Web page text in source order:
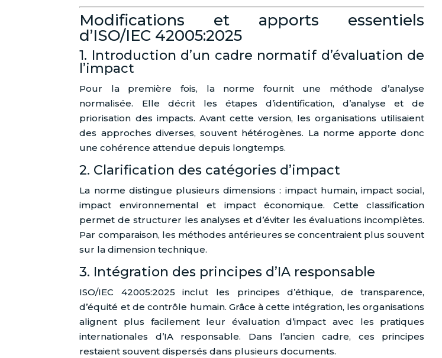
Modifications et apports essentiels
d’ISO/IEC 42005:2025
1. Introduction d’un cadre normatif d’évaluation de
l’impact
Pour la première fois, la norme fournit une méthode d’analyse
normalisée. Elle décrit les étapes d’identification, d’analyse et de
priorisation des impacts. Avant cette version, les organisations utilisaient
des approches diverses, souvent hétérogènes. La norme apporte donc
une cohérence attendue depuis longtemps.
2. Clarification des catégories d’impact
La norme distingue plusieurs dimensions : impact humain, impact social,
impact environnemental et impact économique. Cette classification
permet de structurer les analyses et d’éviter les évaluations incomplètes.
Par comparaison, les méthodes antérieures se concentraient plus souvent
sur la dimension technique.
3. Intégration des principes d’IA responsable
ISO/IEC 42005:2025 inclut les principes d’éthique, de transparence,
d’équité et de contrôle humain. Grâce à cette intégration, les organisations
alignent plus facilement leur évaluation d’impact avec les pratiques
internationales d’IA responsable. Dans l’ancien cadre, ces principes
restaient souvent dispersés dans plusieurs documents.